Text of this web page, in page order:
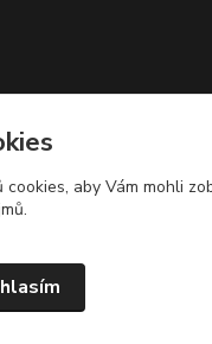
cookies, aby Vám mohli